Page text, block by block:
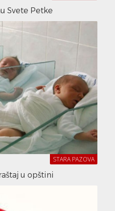
Svete Petke
STARA PAZOVA
u opštini